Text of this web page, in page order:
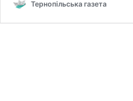
Тернопільська газета